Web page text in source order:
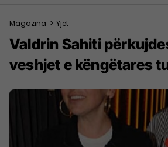
Magazina > Yjet
Valdrin Sahiti
veshjet e këngëtares